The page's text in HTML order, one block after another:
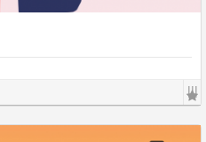
|||